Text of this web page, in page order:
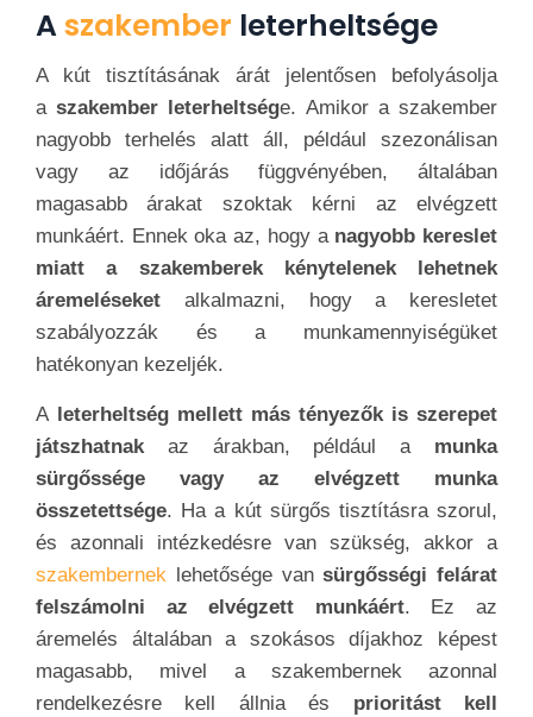
Aszakember leterheltsége
A kút tisztításának árát jelentősen befolyásolja
aszakember leterheltsége. Amikor a szakember
nagyobb terhelés alatt áll, például szezonálisan
vagy az időjárás függvényében, általában
magasabb árakat szoktak kérni az elvégzett
munkáért. Ennek oka az, hogy a nagyobb kereslet
miatt a szakemberek kénytelenek lehetnek
áremeléseket alkalmazni, hogy a keresletet
szabályozzák és a munkamennyiségüket
hatékonyan kezeljék.
A leterheltség mellett más tényezők is szerepet
játszhatnakaz árakban, például amunka
sürgőssége vagy az elvégzett munka
összetettsége. Ha a kút sürgős tisztításra szorul,
és azonnali intézkedésre van szükség, akkor a
szakembernek
lehetősége vansürgősségi felárat
felszámolni az elvégzett munkáért. Ez az
áremelés általában a szokásos díjakhoz képest
magasabb, mivel a szakembernek azonnal
rendelkezésre kell állnia és prioritást kell